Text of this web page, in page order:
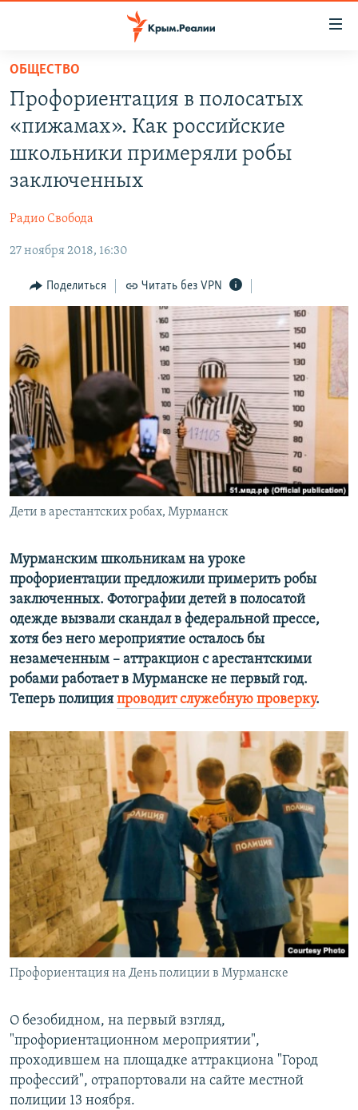
Вернуться
основному
содержанию
главной
Вернутся
НОВОСТИ
СПЕЦПРОЕКТЫ
ИНФОГРАФИКА
ТЕЛЕПРОЕКТ КРЫМ.РЕАЛИИ
СОВЕТЫ ПРАВОЗАЩИТНИКОВ
ПРОПАВШИЕ БЕЗ ВЕСТИ
ПОБЕДИТЕЛЕЙ НЕ СУДЯТ?
КРЫМ.НЕПОКОРЕННЫЙ
ELIFBE
УКРАИНСКАЯ ПРОБЛЕМА КРЫМА
РАДІО СВОБОДА
КАК ОБОЙТИ БЛОКИРОВКУ
Qırımtatar
ПРИСОЕДИНЯЙТЕСЬ!
Все сайты RFE/RL
ОБЩЕСТВО
Профориентация в полосатых
«пижамах». Как российские
школьники примеряли робы
заключенных
Радио Свобода
27 ноября 2018, 16:30
Поделиться Читать без VPN
Дети в арестантских робах, Мурманск
Мурманским школьникам на уроке
профориентации предложили примерить робы
заключенных. Фотографии детей в полосатой
одежде вызвали скандал в федеральной прессе,
хотя без него мероприятие осталось бы
незамеченным – аттракцион с арестантскими
робами работает в Мурманске не первый год.
Теперь полиция проводит служебную проверку.
Профориентация на День полиции в Мурманске
О безобидном, на первый взгляд,
"профориентационном мероприятии",
проходившем на площадке аттракциона "Город
профессий", отрапортовали на сайте местной
полиции 13 ноября.